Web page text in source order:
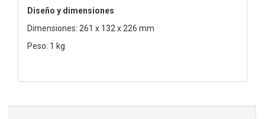
Diseño y dimensiones
Dimensiones: 261 x 132 x 226 mm
Peso: 1 kg